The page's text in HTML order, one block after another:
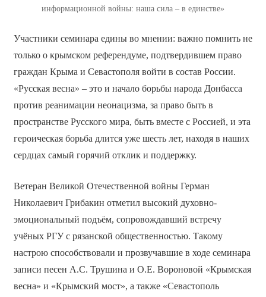
информационной войны: наша сила – в единстве»
Участники семинара едины во мнении: важно помнить не
только о крымском референдуме, подтвердившем право
граждан Крыма и Севастополя войти в состав России.
«Русская весна» – это и начало борьбы народа Донбасса
против реанимации неонацизма, за право быть в
пространстве Русского мира, быть вместе с Россией, и эта
героическая борьба длится уже шесть лет, находя в наших
сердцах самый горячий отклик и поддержку.
Ветеран Великой Отечественной войны Герман
Николаевич Грибакин отметил высокий духовно-
эмоциональный подъём, сопровождавший встречу
учёных РГУ с рязанской общественностью. Такому
настрою способствовали и прозвучавшие в ходе семинара
записи песен А.С. Трушина и О.Е. Вороновой «Крымская
весна» и «Крымский мост», а также «Севастополь